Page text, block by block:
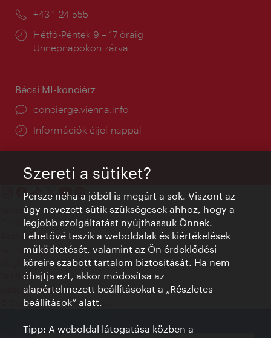
Telefon:
+43-1-24 555
Nyitva
tartás:
Hétfő-Péntek 9 – 17 óráig
Ünnepnapokon zárva
Bécsi MI-konciérz
concierge.vienna.info
Információk éjjel-nappal
Kapcsolat
Credits
Adatvédelmi nyilatkozat
Terms of Use
Megközelíthetőség
Sajtókapcsolat
Sütik beállítása
© Copyright WienTourismus
Szereti a sütiket?
Persze néha a jóból is megárt a sok. Viszont az
úgy nevezett sütik szükségesek ahhoz, hogy a
legjobb szolgáltatást nyújthassuk Önnek.
Lehetővé teszik a weboldalak és kiértékelések
működtetését, valamint az Ön érdeklődési
köreire szabott tartalom biztosítását. Ha nem
óhajtja ezt, akkor módosítsa az
alapértelmezett beállításokat a „Részletes
beállítások“ alatt.
Tipp: A weboldal látogatása közben a